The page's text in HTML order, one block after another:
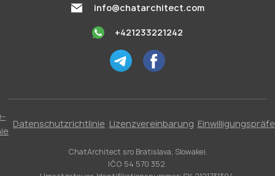
info@chatarchitect.com
+421233221242
Datenschutzrichtlinie Lizenzvereinbarung
ChatArchitect sro Bratislava, Slowakei.
IČO 54 570 352.